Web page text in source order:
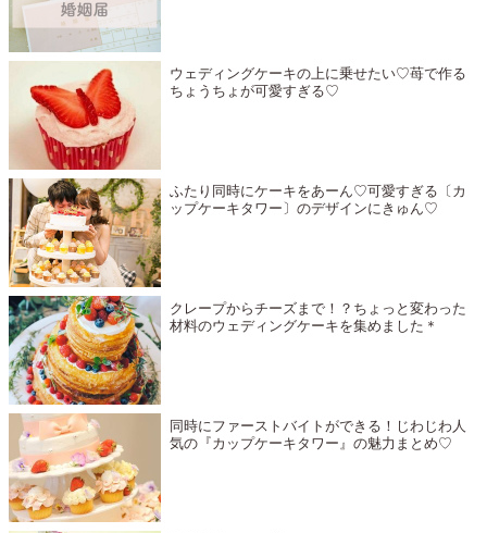
ウェディングケーキの上に乗せたい♡苺で作る
ちょうちょが可愛すぎる♡
ふたり同時にケーキをあーん♡可愛すぎる〔カ
ップケーキタワー〕のデザインにきゅん♡
クレープからチーズまで！？ちょっと変わった
材料のウェディングケーキを集めました＊
同時にファーストバイトができる！じわじわ人
気の『カップケーキタワー』の魅力まとめ♡